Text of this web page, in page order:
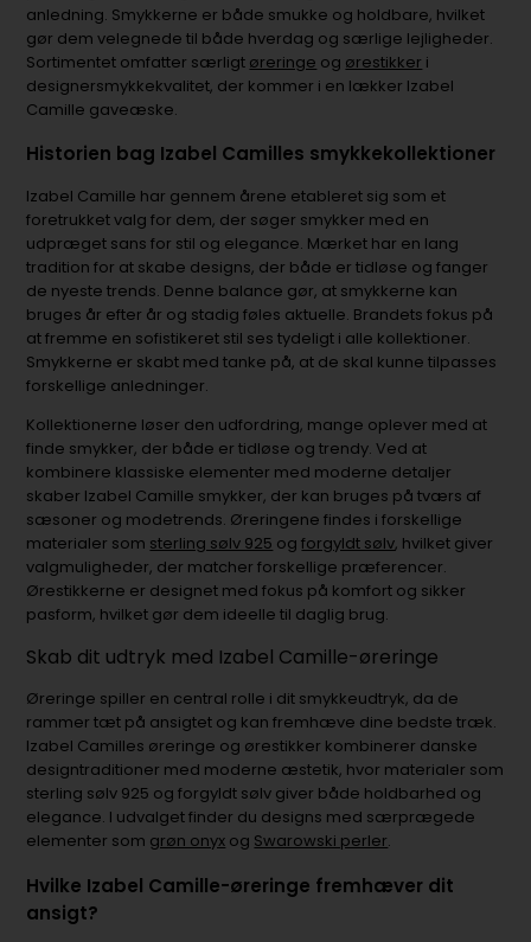
anledning. Smykkerne er både smukke og holdbare, hvilket
gør dem velegnede til både hverdag og særlige lejligheder.
Sortimentet omfatter særligt øreringe og ørestikker i
designersmykkekvalitet, der kommer i en lækker Izabel
Camille gaveæske.
Historien bag Izabel Camilles smykkekollektioner
Izabel Camille har gennem årene etableret sig som et
foretrukket valg for dem, der søger smykker med en
udpræget sans for stil og elegance. Mærket har en lang
tradition for at skabe designs, der både er tidløse og fanger
de nyeste trends. Denne balance gør, at smykkerne kan
bruges år efter år og stadig føles aktuelle. Brandets fokus på
at fremme en sofistikeret stil ses tydeligt i alle kollektioner.
Smykkerne er skabt med tanke på, at de skal kunne tilpasses
forskellige anledninger.
Kollektionerne løser den udfordring, mange oplever med at
finde smykker, der både er tidløse og trendy. Ved at
kombinere klassiske elementer med moderne detaljer
skaber Izabel Camille smykker, der kan bruges på tværs af
sæsoner og modetrends. Øreringene findes i forskellige
materialer som sterling sølv 925 ogforgyldt sølv, hvilket giver
valgmuligheder, der matcher forskellige præferencer.
Ørestikkerne er designet med fokus på komfort og sikker
pasform, hvilket gør dem ideelle til daglig brug.
Skab dit udtryk med Izabel Camille-øreringe
Øreringe spiller en central rolle i dit smykkeudtryk, da de
rammer tæt på ansigtet og kan fremhæve dine bedste træk.
Izabel Camilles øreringe og ørestikker kombinerer danske
designtraditioner med moderne æstetik, hvor materialer som
sterling sølv 925 og forgyldt sølv giver både holdbarhed og
elegance. I udvalget finder du designs med særprægede
elementer som grøn onyx og Swarowski perler.
Hvilke Izabel Camille-øreringe fremhæver dit
ansigt?